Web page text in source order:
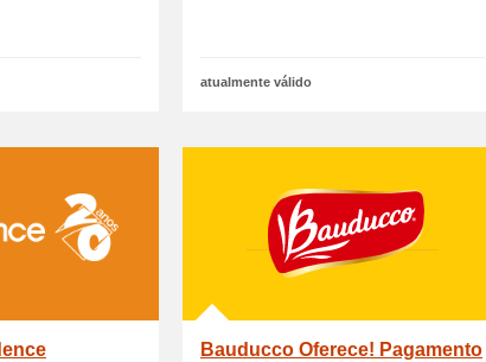
atualmente válido
Bauducco Oferece! Pagamento